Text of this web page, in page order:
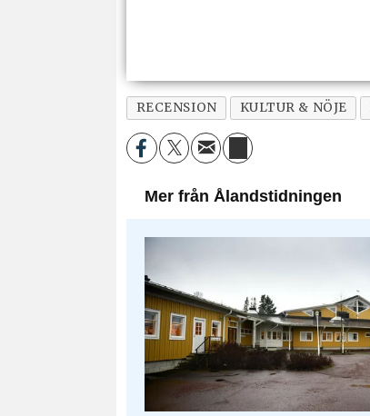
RECENSION KULTUR & NÖJE